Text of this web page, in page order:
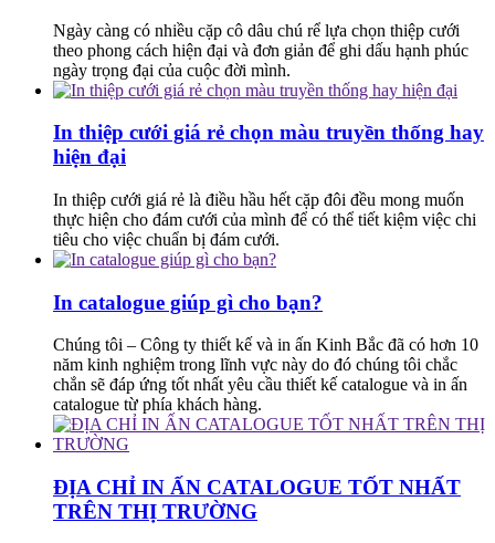
Ngày càng có nhiều cặp cô dâu chú rể lựa chọn thiệp cưới
theo phong cách hiện đại và đơn giản để ghi dấu hạnh phúc
ngày trọng đại của cuộc đời mình.
In thiệp cưới giá rẻ chọn màu truyền thống hay
hiện đại
In thiệp cưới giá rẻ là điều hầu hết cặp đôi đều mong muốn
thực hiện cho đám cưới của mình để có thể tiết kiệm việc chi
tiêu cho việc chuẩn bị đám cưới.
In catalogue giúp gì cho bạn?
Chúng tôi – Công ty thiết kế và in ấn Kinh Bắc đã có hơn 10
năm kinh nghiệm trong lĩnh vực này do đó chúng tôi chắc
chắn sẽ đáp ứng tốt nhất yêu cầu thiết kế catalogue và in ấn
catalogue từ phía khách hàng.
ĐỊA CHỈ IN ẤN CATALOGUE TỐT NHẤT
TRÊN THỊ TRƯỜNG